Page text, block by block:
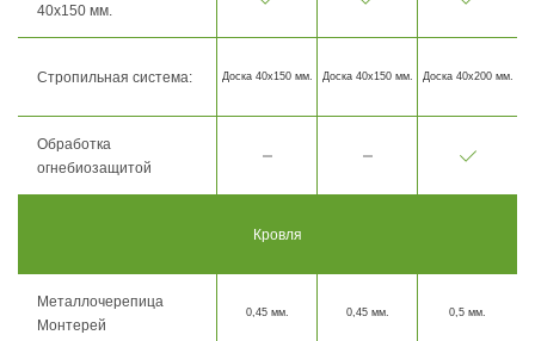
40х150 мм.
Стропильная система: Доска 40х150 мм. Доска 40х150 мм. Доска 40х200 мм.
Обработка
огнебиозащитой
Кровля
Металлочерепица
Монтерей
0,45 мм. 0,45 мм. 0,5 мм.